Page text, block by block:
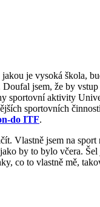
je vysoká škola,
jsem, že by
sportovní aktivity
sportovních
do ITF.
Vlastně jsem na
by to bylo včera.
co to vlastně mě,